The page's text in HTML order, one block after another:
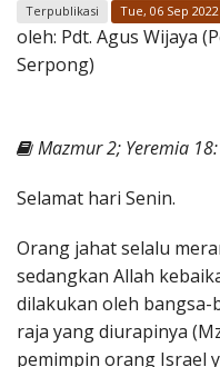
Berita Kegiatan
Materi
Terpublikasi Tue, 06 Sep 2022
oleh: Pdt. Agus Wijaya
Serpong)
Mazmur 2; Yeremia
Selamat hari Senin.
Orang jahat selalu
sedangkan Allah
dilakukan oleh bangsa-
raja yang diurapinya
pemimpin orang Israel